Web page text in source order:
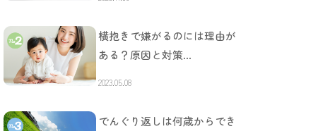
横抱きで嫌がるのには理由が
ある？原因と対策…
2023.05.08
でんぐり返しは何歳からでき